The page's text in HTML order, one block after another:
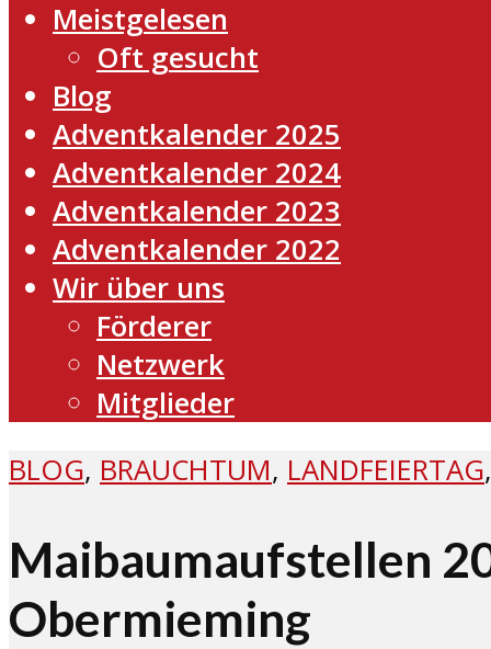
Meistgelesen
Oft gesucht
Blog
Adventkalender 2025
Adventkalender 2024
Adventkalender 2023
Adventkalender 2022
Wir über uns
Förderer
Netzwerk
Mitglieder
BLOG, BRAUCHTUM, LANDFEIERTAG,
Maibaumaufstellen
Obermieming